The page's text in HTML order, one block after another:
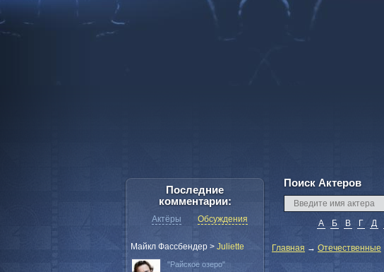
Поиск Актеров
А Б В Г Д
Главная → Отечественные
Последние
комментарии:
Актёры Обсуждения
Майкл Фассбендер > Juliette
"Райское озеро"